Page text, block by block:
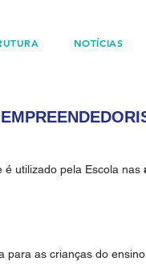
NOTÍCIAS
é utilizado pela Escola nas
para as crianças do